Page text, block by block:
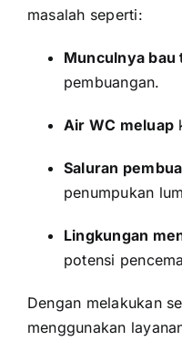
masalah seperti:
Munculnya bau
pembuangan.
Air WC meluap
Saluran
penumpukan
Lingkungan
potensi
Dengan melakukan
menggunakan